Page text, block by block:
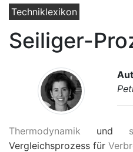
Techniklexikon
Seiliger-
Thermodynamik und
Vergleichsprozess für